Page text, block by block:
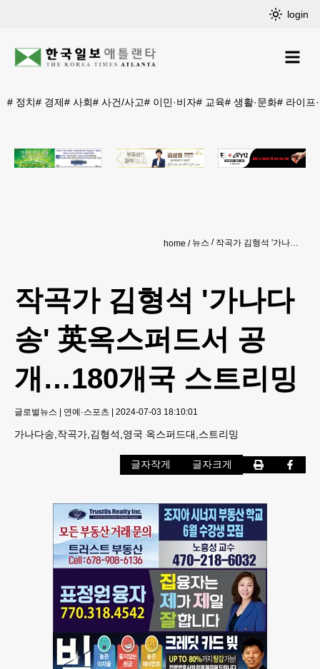
login
# 정치# 경제# 사회# 사건/사고# 이민·비자# 교육# 생활·문화# 라이프
home 뉴스 작곡가 김형석 '가나다송' 英옥스퍼드서 공개…180개국 스트리밍
작곡가 김형석 '가나다
송' 英옥스퍼드서 공
개…180개국 스트리밍
글로벌뉴스 | 연예·스포츠 | 2024-07-03 18:10:01
가나다송,작곡가,김형석,영국 옥스퍼드대,스트리밍
글자작게 글자크게